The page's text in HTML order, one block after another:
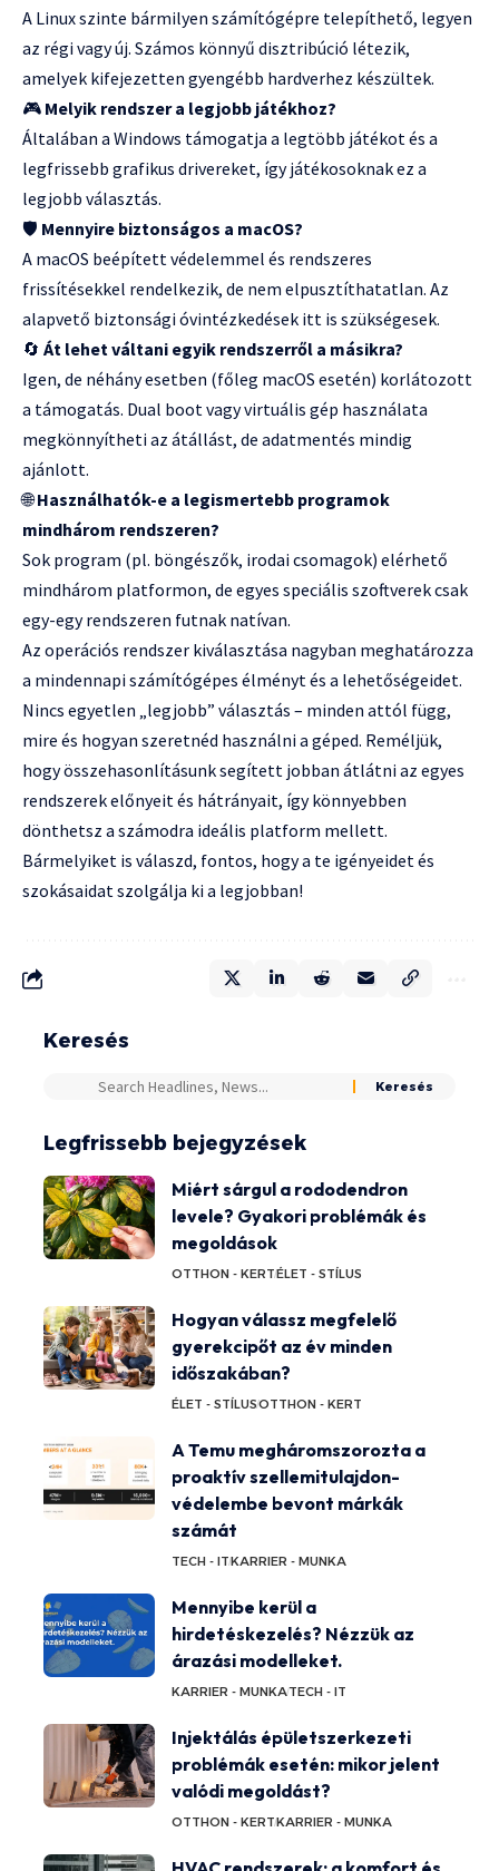
A Linux szinte bármilyen számítógépre telepíthető, legyen
az régi vagy új. Számos könnyű disztribúció létezik,
amelyek kifejezetten gyengébb hardverhez készültek.
🎮 Melyik rendszer a legjobb játékhoz?
Általában a Windows támogatja a legtöbb játékot és a
legfrissebb grafikus drivereket, így játékosoknak ez a
legjobb választás.
🛡️ Mennyire biztonságos a macOS?
A macOS beépített védelemmel és rendszeres
frissítésekkel rendelkezik, de nem elpusztíthatatlan. Az
alapvető biztonsági óvintézkedések itt is szükségesek.
🔄 Át lehet váltani egyik rendszerről a másikra?
Igen, de néhány esetben (főleg macOS esetén) korlátozott
a támogatás. Dual boot vagy virtuális gép használata
megkönnyítheti az átállást, de adatmentés mindig
ajánlott.
🌐Használhatók-e a legismertebb programok
mindhárom rendszeren?
Sok program (pl. böngészők, irodai csomagok) elérhető
mindhárom platformon, de egyes speciális szoftverek csak
egy-egy rendszeren futnak natívan.
Az operációs rendszer kiválasztása nagyban meghatározza
a mindennapi számítógépes élményt és a lehetőségeidet.
Nincs egyetlen „legjobb” választás – minden attól függ,
mire és hogyan szeretnéd használni a géped. Reméljük,
hogy összehasonlításunk segített jobban átlátni az egyes
rendszerek előnyeit és hátrányait, így könnyebben
dönthetsz a számodra ideális platform mellett.
Bármelyiket is válaszd, fontos, hogy a te igényeidet és
szokásaidat szolgálja ki a legjobban!
Keresés
Legfrissebb bejegyzések
Miért sárgul a rododendron
levele? Gyakori problémák és
megoldások
OTTHON - KERTÉLET - STÍLUS
Hogyan válassz megfelelő
gyerekcipőt az év minden
időszakában?
ÉLET - STÍLUSOTTHON - KERT
A Temu megháromszorozta a
proaktív szellemitulajdon-
védelembe bevont márkák
számát
TECH - ITKARRIER - MUNKA
Mennyibe kerül a
hirdetéskezelés? Nézzük az
árazási modelleket.
KARRIER - MUNKATECH - IT
Injektálás épületszerkezeti
problémák esetén: mikor jelent
valódi megoldást?
OTTHON - KERTKARRIER - MUNKA